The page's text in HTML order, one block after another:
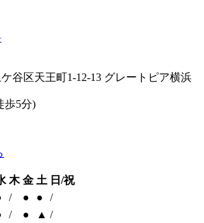
谷区天王町1-12-13 グレートピア横浜
歩5分)
木 金 土 日/祝
/ ● ●
/
/ ● ▲ /